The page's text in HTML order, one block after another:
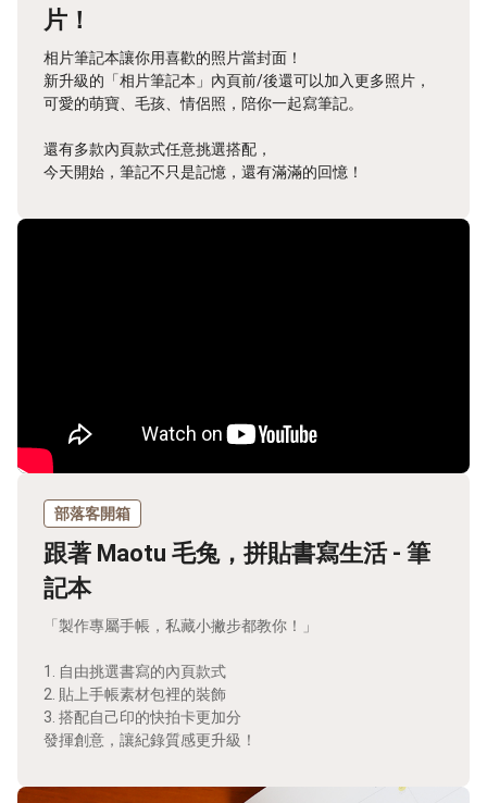
片！
相片筆記本讓你用喜歡的照片當封面！
新升級的「相片筆記本」內頁前/後還可以加入更多照片，
可愛的萌寶、毛孩、情侶照，陪你一起寫筆記。
還有多款內頁款式任意挑選搭配，
今天開始，筆記不只是記憶，還有滿滿的回憶！
部落客開箱
跟著 Maotu 毛兔，拼貼書寫生活 - 筆
記本
「製作專屬手帳，私藏小撇步都教你！」
1. 自由挑選書寫的內頁款式
2. 貼上手帳素材包裡的裝飾
3. 搭配自己印的快拍卡更加分
發揮創意，讓紀錄質感更升級！